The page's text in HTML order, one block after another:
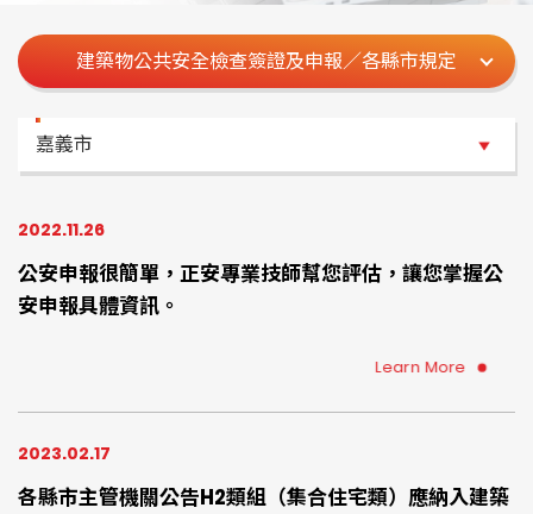
建築物公共安全檢查簽證及申報／各縣市規定
嘉義市
嘉義市
2022.11.26
公安申報很簡單，正安專業技師幫您評估，讓您掌握公
安申報具體資訊。
Learn More
2023.02.17
各縣市主管機關公告H2類組（集合住宅類）應納入建築